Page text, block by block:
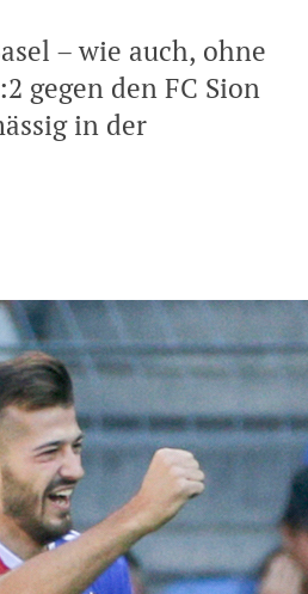
– wie auch, ohne
gegen den FC Sion
in der